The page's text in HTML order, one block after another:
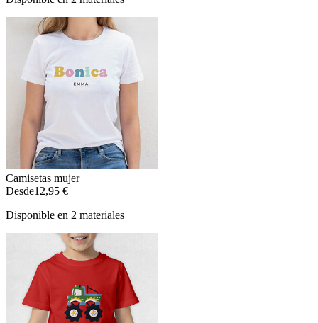
Camisetas mujer
Desde12,95 €
Disponible en 2 materiales